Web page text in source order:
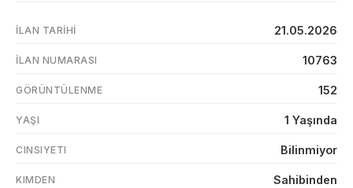
İLAN TARIHI 21.05.2026
İLAN NUMARASI 10763
GÖRÜNTÜLENME 152
YAŞI 1 Yaşında
CINSIYETI Bilinmiyor
KIMDEN Sahibinden